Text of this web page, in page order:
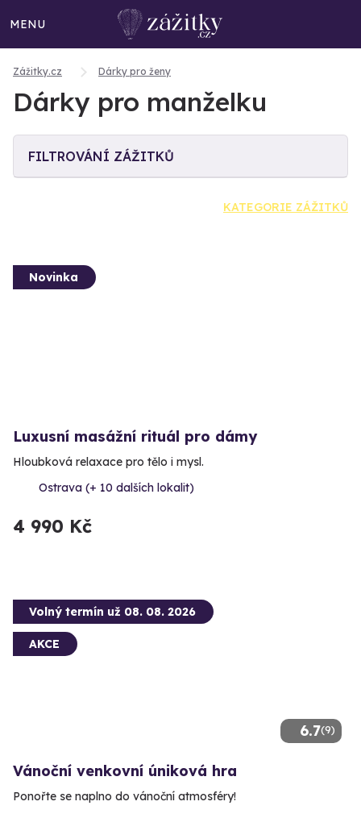
MENU
Zážitky.cz Dárky pro ženy
Dárky pro manželku
FILTROVÁNÍ ZÁŽITKŮ
KATEGORIE ZÁŽITKŮ
Novinka
Luxusní masážní rituál pro dámy
Hloubková relaxace pro tělo i mysl.
Ostrava (+ 10 dalších lokalit)
4 990 Kč
6.7(9)
Volný termín už 08. 08. 2026
AKCE
Vánoční venkovní úniková hra
Ponořte se naplno do vánoční atmosféry!